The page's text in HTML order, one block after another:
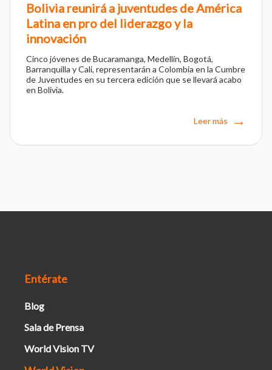
Bolivia reunirá a juventudes de América
Latina en pro del liderazgo y la
innovación
Cinco jóvenes de Bucaramanga, Medellín, Bogotá,
Barranquilla y Cali, representarán a Colombia en la Cumbre
de Juventudes en su tercera edición que se llevará acabo
en Bolivia.
Leer más
Entérate
Blog
Sala de Prensa
World Vision TV